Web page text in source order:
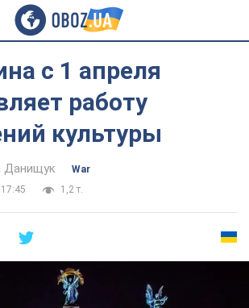
с 1 апреля
работу
культуры
Данищук
War
1,2 т.